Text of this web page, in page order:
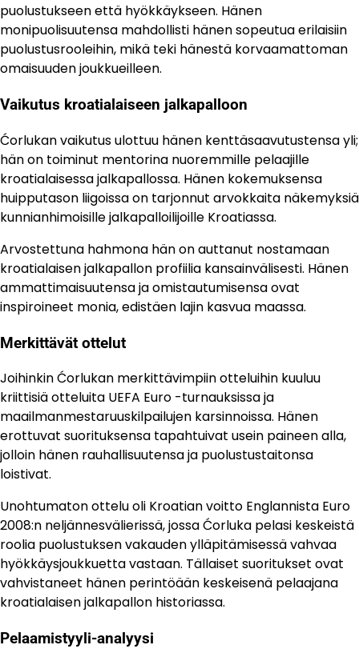
puolustukseen että hyökkäykseen. Hänen
monipuolisuutensa mahdollisti hänen sopeutua erilaisiin
puolustusrooleihin, mikä teki hänestä korvaamattoman
omaisuuden joukkueilleen.
Vaikutus kroatialaiseen jalkapalloon
Ćorlukan vaikutus ulottuu hänen kenttäsaavutustensa yli;
hän on toiminut mentorina nuoremmille pelaajille
kroatialaisessa jalkapallossa. Hänen kokemuksensa
huipputason liigoissa on tarjonnut arvokkaita näkemyksiä
kunnianhimoisille jalkapalloilijoille Kroatiassa.
Arvostettuna hahmona hän on auttanut nostamaan
kroatialaisen jalkapallon profiilia kansainvälisesti. Hänen
ammattimaisuutensa ja omistautumisensa ovat
inspiroineet monia, edistäen lajin kasvua maassa.
Merkittävät ottelut
Joihinkin Ćorlukan merkittävimpiin otteluihin kuuluu
kriittisiä otteluita UEFA Euro -turnauksissa ja
maailmanmestaruuskilpailujen karsinnoissa. Hänen
erottuvat suorituksensa tapahtuivat usein paineen alla,
jolloin hänen rauhallisuutensa ja puolustustaitonsa
loistivat.
Unohtumaton ottelu oli Kroatian voitto Englannista Euro
2008:n neljännesvälierissä, jossa Ćorluka pelasi keskeistä
roolia puolustuksen vakauden ylläpitämisessä vahvaa
hyökkäysjoukkuetta vastaan. Tällaiset suoritukset ovat
vahvistaneet hänen perintöään keskeisenä pelaajana
kroatialaisen jalkapallon historiassa.
Pelaamistyyli-analyysi